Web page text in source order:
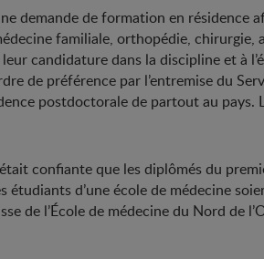
demande de formation en résidence
familiale, orthopédie, chirurgie,
candidature dans la discipline et à
de préférence par l’entremise du
postdoctorale de partout au pays.
confiante que les diplômés du
d’une école de médecine
de l’École de médecine du Nord de